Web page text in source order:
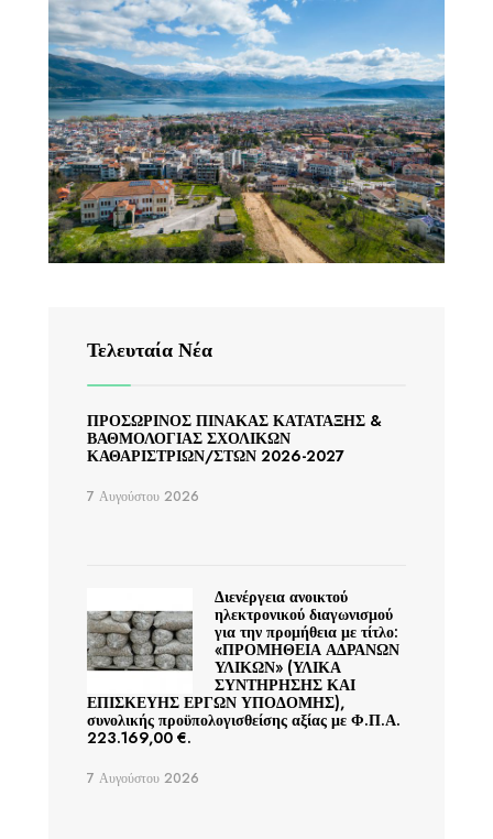
Τελευταία Νέα
ΠΡΟΣΩΡΙΝΟΣ ΠΙΝΑΚΑΣ ΚΑΤΑΤΑΞΗΣ &
ΒΑΘΜΟΛΟΓΙΑΣ ΣΧΟΛΙΚΩΝ
ΚΑΘΑΡΙΣΤΡΙΩΝ/ΣΤΩΝ 2026-2027
7 Αυγούστου 2026
Διενέργεια ανοικτού
ηλεκτρονικού διαγωνισμού
για την προμήθεια με τίτλο:
«ΠΡΟΜΗΘΕΙΑ ΑΔΡΑΝΩΝ
ΥΛΙΚΩΝ» (ΥΛΙΚΑ
ΣΥΝΤΗΡΗΣΗΣ ΚΑΙ
ΕΠΙΣΚΕΥΗΣ ΕΡΓΩΝ ΥΠΟΔΟΜΗΣ),
συνολικής προϋπολογισθείσης αξίας με Φ.Π.Α.
223.169,00 €.
7 Αυγούστου 2026